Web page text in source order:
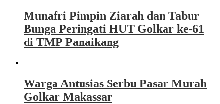
Munafri Pimpin Ziarah dan Tabur
Bunga Peringati HUT Golkar ke-61
di TMP Panaikang
Warga Antusias Serbu Pasar Murah
Golkar Makassar